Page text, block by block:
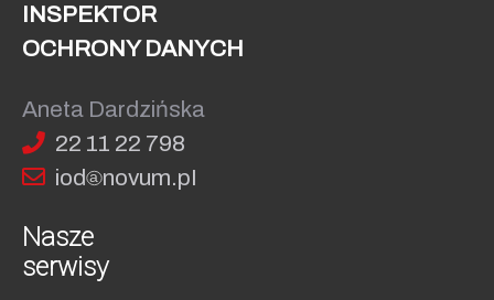
INSPEKTOR
OCHRONY DANYCH
Aneta Dardzińska
22 11 22 798
iod
novum.pI
Nasze
serwisy